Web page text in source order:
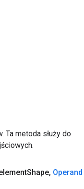
Ta metoda służy do
Shape, Operand